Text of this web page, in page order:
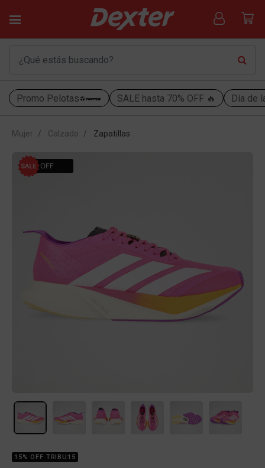
Promo Pelotas SALE hasta 70% OFF 🔥 Día de
Mujer Calzado Zapatillas
50% OFF
15% OFF TRIBU15